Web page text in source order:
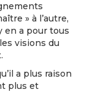
» à l’autre,
en a pour tous
visions du
a plus raison
plus et